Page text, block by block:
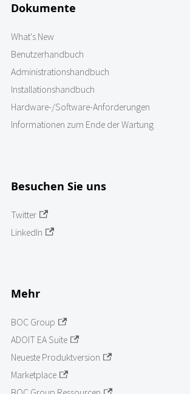
Dokumente
What's New
Benutzerhandbuch
Administrationshandbuch
Installationshandbuch
Hardware-/Software-Anforderungen
Informationen zum Ende der Wartung
Besuchen Sie uns
Twitter
LinkedIn
Mehr
BOC Group
ADOIT EA Suite
Neueste Produktversion
Marketplace